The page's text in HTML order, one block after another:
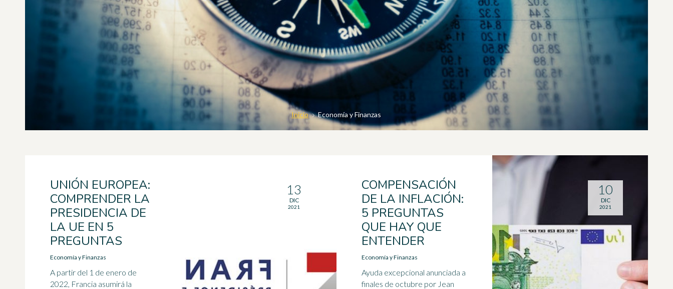
Inicio Economía y Finanzas
UNIÓN EUROPEA:
COMPRENDER LA
PRESIDENCIA DE
LA UE EN 5
PREGUNTAS
Economía y Finanzas
A partir del 1 de enero de
2022, Francia asumirá la
13
DIC
2021
COMPENSACIÓN
DE LA INFLACIÓN:
5 PREGUNTAS
QUE HAY QUE
ENTENDER
Economía y Finanzas
Ayuda excepcional anunciada a
finales de octubre por Jean
10
DIC
2021